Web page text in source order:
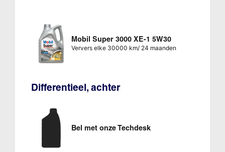
Mobil Super 3000 XE-1 5W30
Ververs elke 30000 km/ 24 maanden
Differentieel, achter
Bel met onze Techdesk